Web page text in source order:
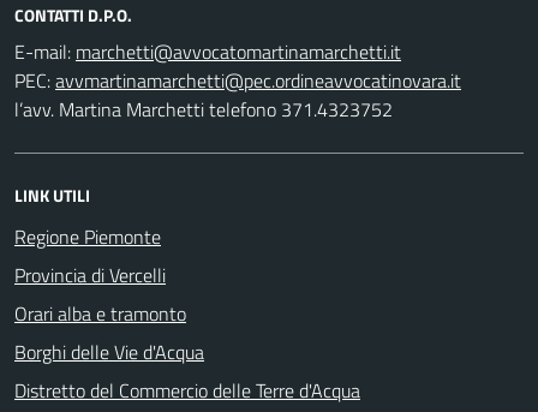
CONTATTI D.P.O.
E-mail:
PEC:
l’avv. Martina Marchetti telefono 371.4323752
LINK UTILI
Regione Piemonte
Provincia di Vercelli
Orari alba e tramonto
Borghi delle Vie d'Acqua
Distretto del Commercio delle Terre d'Acqua